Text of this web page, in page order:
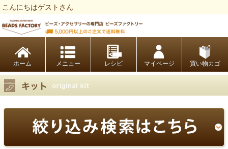
こんにちはゲストさん
ホーム レシピ マイページ 買い物カゴ